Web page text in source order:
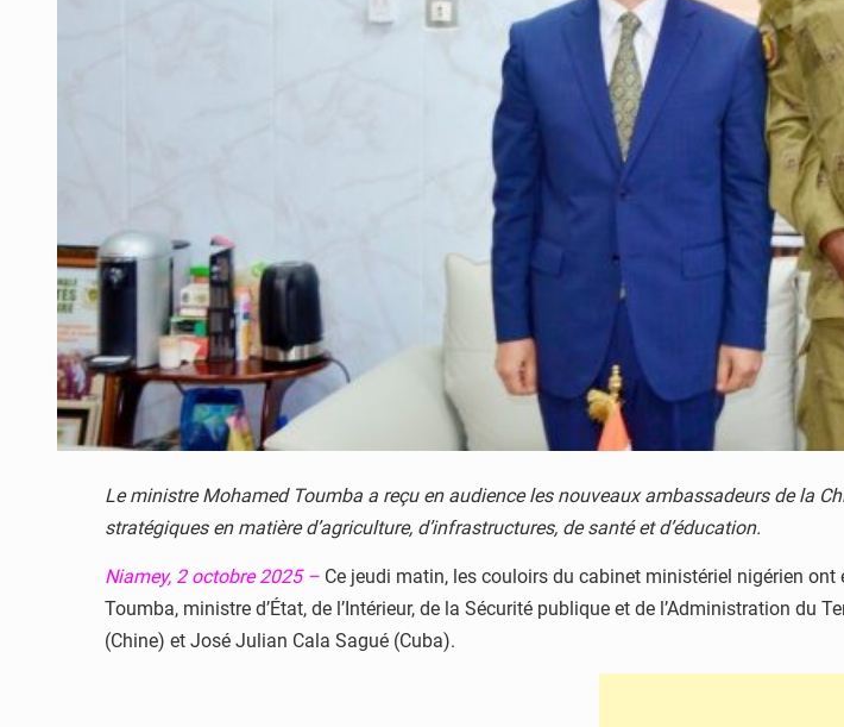
Le ministre Mohamed Toumba a reçu en audience les nouveaux ambassadeurs de la
stratégiques en matière d’agriculture, d’infrastructures, de santé et d’éducation.
Niamey, 2 octobre 2025 – Ce jeudi matin, les couloirs du cabinet ministériel nigérien
Toumba, ministre d’État, de l’Intérieur, de la Sécurité publique et de l’Administration
(Chine) et José Julian Cala Sagué (Cuba).